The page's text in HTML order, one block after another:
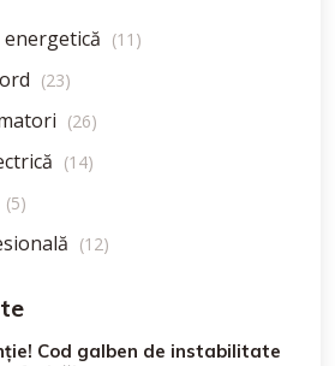
(11)
(23)
(26)
(14)
(5)
(12)
Cod galben de instabilitate